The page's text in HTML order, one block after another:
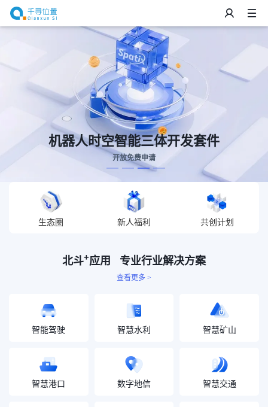
能三体开发套件 千寻
生态圈 新人福利 共创计划
北斗+应用 专业行业解决方案
查看更多 >
智能驾驶 智慧水利 智慧矿山
智慧港口 数字地信 智慧交通